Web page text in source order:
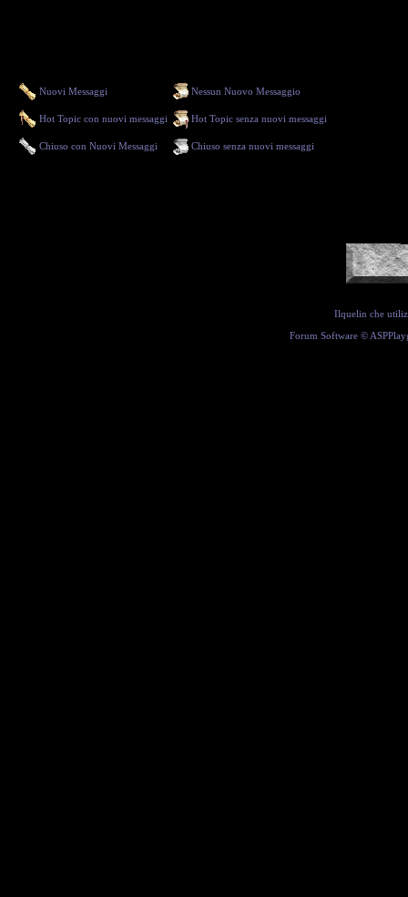
Nuovi Messaggi Nessun Nuovo Messaggio
Hot Topic con nuovi messaggi Hot Topic senza nuovi messaggi
Chiuso con Nuovi Messaggi Chiuso senza nuovi messaggi
Ilquelin che
Forum Software ©